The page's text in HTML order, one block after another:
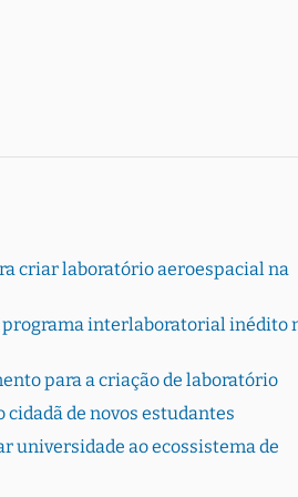
criar laboratório aeroespacial na
programa interlaboratorial inédito
para a criação de laboratório
de novos estudantes
universidade ao ecossistema de